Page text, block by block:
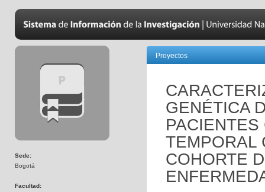
Sede:
Bogotá
Facultad:
Proyectos
GENÉTICA
TEMPORAL
COHORTE